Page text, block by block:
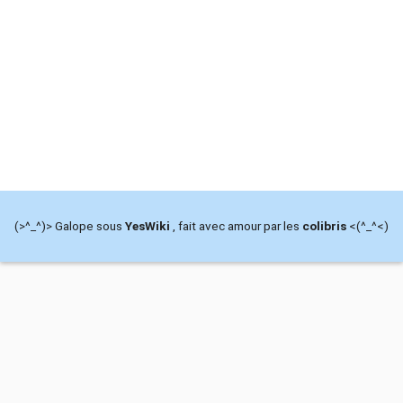
(>^_^)> Galope sous YesWiki , fait avec amour par les colibris <(^_^<)